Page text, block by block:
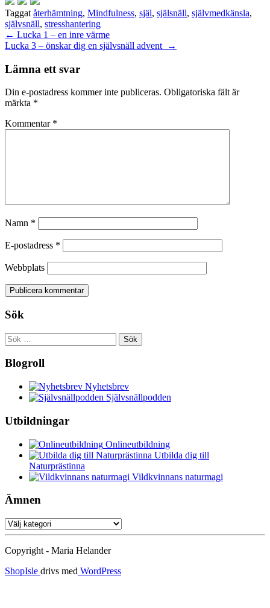
Taggat återhämtning, Mindfulness, själ, själsnäll, självmedkänsla,
självsnäll, stresshantering
Inläggsnavigering
← Lucka 1 – en inre värme
Lucka 3 – önskar dig en självsnäll advent
→
Lämna ett svar
Din e-postadress kommer inte publiceras. Obligatoriska fält är
märkta *
Kommentar *
Namn *
E-postadress *
Webbplats
Sök
Sök
efter:
Blogroll
Nyhetsbrev
Självsnällpodden
Utbildningar
Onlineutbildning
Utbilda dig till
Naturprästinna
Vildkvinnans naturmagi
Ämnen
Ämnen
Copyright - Maria Helander
ShopIsle drivs med WordPress